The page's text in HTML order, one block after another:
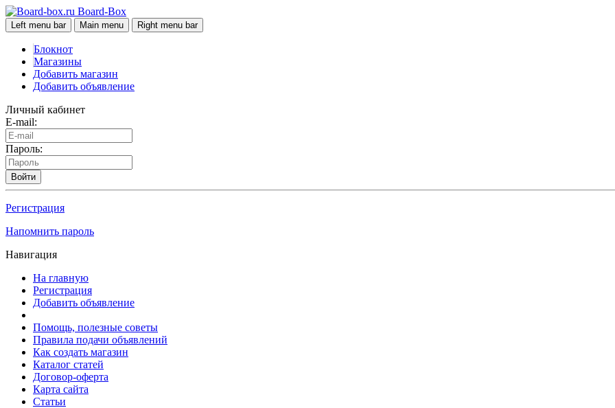
Board-Box
Left menu bar Main menu Right menu bar
Блокнот
Магазины
Добавить магазин
Добавить объявление
Личный кабинет
E-mail:
Пароль:
Войти
Регистрация
Напомнить пароль
Навигация
На главную
Регистрация
Добавить объявление
Помощь, полезные советы
Правила подачи объявлений
Как создать магазин
Каталог статей
Договор-оферта
Карта сайта
Статьи